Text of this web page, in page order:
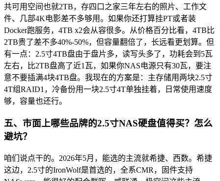
共可用空间也就2TB，存四口之家三年左右的照片、工作文
件、几部4K电影差不多够用。如果你还打算挂PT或者装
Docker跑服务，4TB x2会从容很多。从价格百分比看，4TB比
2TB贵了差不多40%-50%，但容量翻倍了，长远看更划算。但
有一点：2.5寸4TB盘由于盘片多，读写头多了，功耗会到5瓦
左右，比2TB盘高了近1瓦，如果你NAS电源只有30瓦，要注
意不要插满4块4TB盘。我现在的方案是：主存储用两块2.5寸
4T组RAID1，冷备份用一块2.5寸4T单独挂着，日常使用速度
够，容量也还行。
五、市面上哪些品牌的2.5寸NAS硬盘值得买？怎么
避坑？
咱们说点干的。2026年5月，能选的主流就希捷、西数。希捷
这边，2.5寸的IronWolf是首选的，全系CMR，固件支持